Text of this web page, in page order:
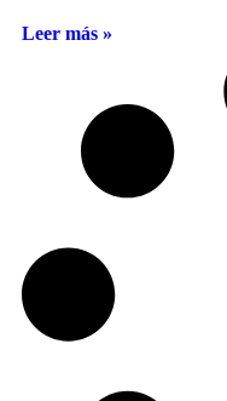
Leer más »